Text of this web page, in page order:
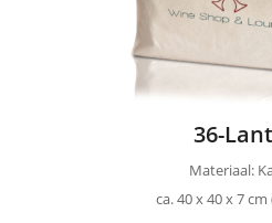
36-
Materiaal:
ca. 40 x 40 x 7